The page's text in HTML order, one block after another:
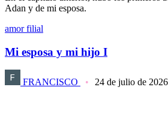
Adan y de mi esposa.
amor filial
Mi esposa y mi hijo I
FRANCISCO 24 de julio de 2026